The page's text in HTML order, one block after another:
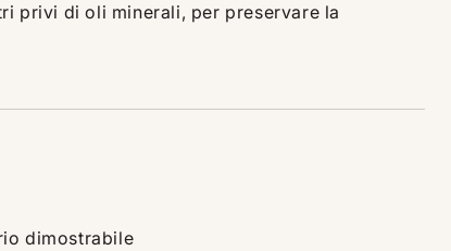
privi di oli minerali, per preservare la
dimostrabile